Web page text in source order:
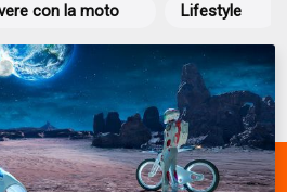
con la moto Lifestyle